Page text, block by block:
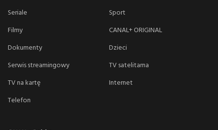
Seriale
Sport
Filmy
CANAL+ ORIGINAL
Dokumenty
Dzieci
Serwis streamingowy
TV satelitarna
TV na kartę
Internet
Telefon